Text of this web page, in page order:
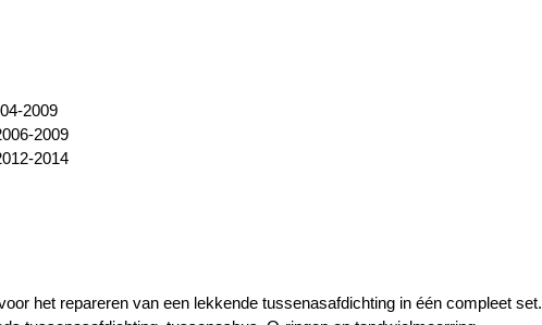
2009
2009
2014
het repareren van een lekkende tussenasafdichting in één compleet set.